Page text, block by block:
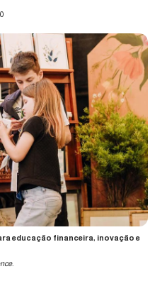
educação financeira, inovação e